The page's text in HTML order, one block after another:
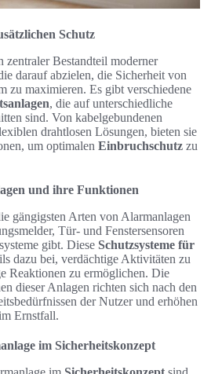
Schutz
zentraler Bestandteil moderner
darauf abzielen, die Sicherheit von
zu maximieren. Es gibt verschiedene
, die auf unterschiedliche
sind. Von kabelgebundenen
drahtlosen Lösungen, bieten sie
um optimalen Einbruchschutz zu
und ihre Funktionen
gängigsten Arten von Alarmanlagen
Tür- und Fenstersensoren
gibt. Diese Schutzsysteme für
dazu bei, verdächtige Aktivitäten zu
Reaktionen zu ermöglichen. Die
dieser Anlagen richten sich nach den
der Nutzer und erhöhen
Ernstfall.
im Sicherheitskonzept